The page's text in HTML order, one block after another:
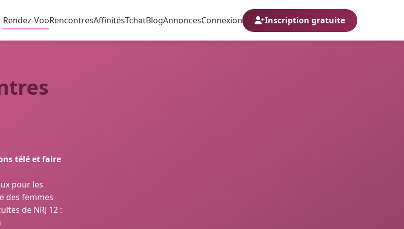
Rendez-VooRencontresAffinitésTchatBlogAnnoncesConnexion Inscription gratuite
télé et faire
pour les
des femmes
de NRJ 12 :